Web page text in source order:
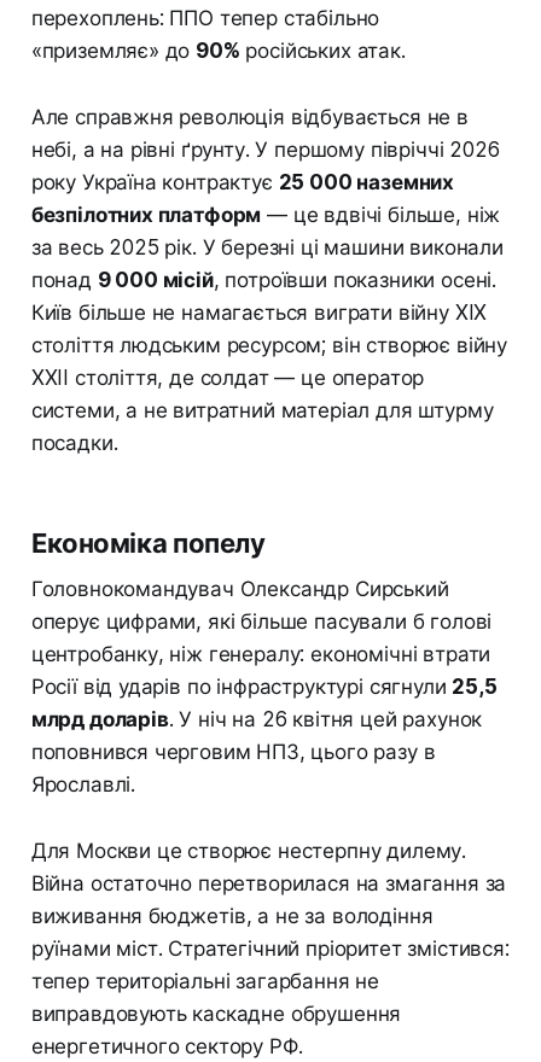
перехоплень: ППО тепер стабільно
«приземляє» до 90% російських атак.
Але справжня революція відбувається не в
небі, а на рівні ґрунту. У першому півріччі 2026
року Україна контрактує 25 000 наземних
безпілотних платформ — це вдвічі більше, ніж
за весь 2025 рік. У березні ці машини виконали
понад 9 000 місій, потроївши показники осені.
Київ більше не намагається виграти війну XIX
століття людським ресурсом; він створює війну
XXII століття, де солдат — це оператор
системи, а не витратний матеріал для штурму
посадки.
Економіка попелу
Головнокомандувач Олександр Сирський
оперує цифрами, які більше пасували б голові
центробанку, ніж генералу: економічні втрати
Росії від ударів по інфраструктурі сягнули 25,5
млрд доларів. У ніч на 26 квітня цей рахунок
поповнився черговим НПЗ, цього разу в
Ярославлі.
Для Москви це створює нестерпну дилему.
Війна остаточно перетворилася на змагання за
виживання бюджетів, а не за володіння
руїнами міст. Стратегічний пріоритет змістився:
тепер територіальні загарбання не
виправдовують каскадне обрушення
енергетичного сектору РФ.